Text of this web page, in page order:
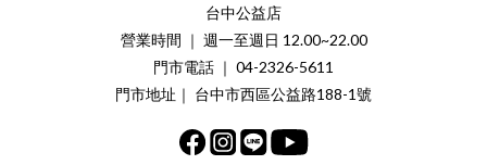
台中公益店
營業時間 ｜ 週一至週日 12.00~22.00
門市電話 ｜ 04-2326-5611
門市地址｜ 台中市西區公益路188-1號